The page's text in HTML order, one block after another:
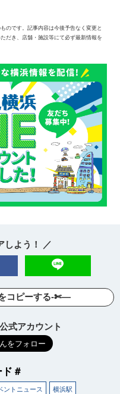
のです。記事内容は今後予告なく変更と
だき、店舗・施設等にて必ず最新情報を
しよう！ ／
コピーする-✄—
式アカウント
＃
ントニュース 横浜駅